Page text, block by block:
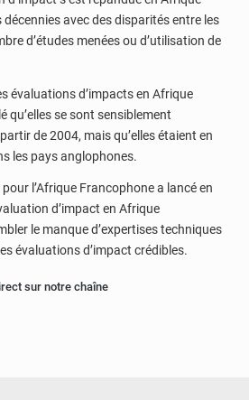
avec des disparités entre les
d’études menées ou d’utilisation de
évaluations d’impacts en Afrique
qu’elles se sont sensiblement
de 2004, mais qu’elles étaient en
les pays anglophones.
l’Afrique Francophone a lancé en
d’impact en Afrique
le manque d’expertises techniques
évaluations d’impact crédibles.
sur notre chaîne